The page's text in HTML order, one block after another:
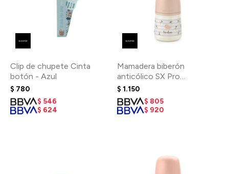
Clip de chupete Cinta
botón - Azul
$ 780
$ 546
$ 624
Mamadera biberón
anticólico SX Pro
fisiológico 150 ml 0-3m -
Birdies Rosa
$ 1.150
$ 805
$ 920